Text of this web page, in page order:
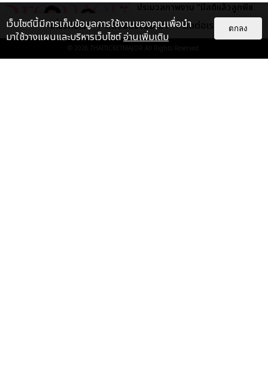
ประมวลภาพงาน “มีสติแล้วลูกพีช
PEACH AND ME PREMIERE
NIGHT” ปอนด์-ภูวินทร์ คลั่งรัก
หวา...
เกี่ยวกับเรา ติดต่อลงโฆษณา ติดต่อเรา
© 2026 THAITICKETMAJOR All Rights Reserved.
เว็บไซต์นี้มีการเก็บข้อมูลการใช้งานของคุณเพื่อนำ
มาใช้วางแผนและบริหารเว็บไซต์อ่านเพิ่มเติม
ตกลง